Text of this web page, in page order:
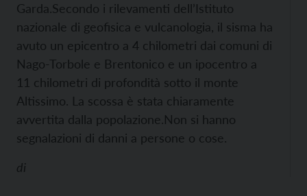
Garda.Secondo i rilevamenti dell’Istituto
nazionale di geofisica e vulcanologia, il sisma ha
avuto un epicentro a 4 chilometri dai comuni di
Nago-Torbole e Brentonico e un ipocentro a
11 chilometri di profondità sotto il monte
Altissimo. La scossa è stata chiaramente
avvertita dalla popolazione.Non si hanno
segnalazioni di danni a persone o cose.
di